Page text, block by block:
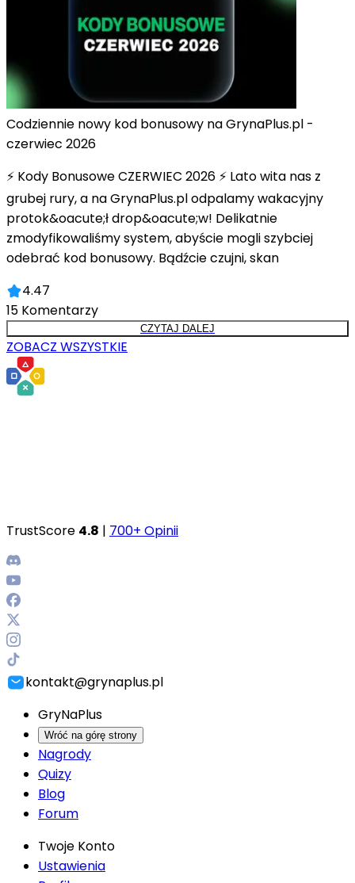
Codziennie nowy kod bonusowy na GrynaPlus.pl -
czerwiec 2026
⚡ Kody Bonusowe CZERWIEC 2026 ⚡ Lato wita nas z
grubej rury, a na GrynaPlus.pl odpalamy wakacyjny
protok&oacute;ł drop&oacute;w! Delikatnie
zmodyfikowaliśmy system, abyście mogli szybciej
odebrać kod bonusowy. Bądźcie czujni, skan
4.47
15 Komentarzy
CZYTAJ DALEJ
ZOBACZ WSZYSTKIE
TrustScore 4.8 | 700+ Opinii
kontakt@grynaplus.pl
GryNaPlus
Wróć na górę strony
Nagrody
Quizy
Blog
Forum
Twoje Konto
Ustawienia